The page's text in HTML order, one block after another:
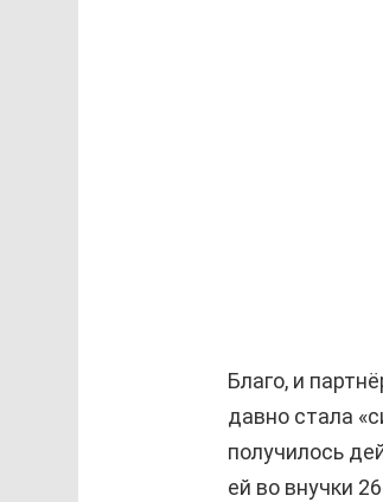
Благо, и
давно стала
получилось
ей во внучки